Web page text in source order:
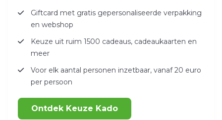
Giftcard met gratis gepersonaliseerde verpakking
en webshop
Keuze uit ruim 1500 cadeaus, cadeaukaarten en
meer
Voor elk aantal personen inzetbaar, vanaf 20 euro
per persoon
Ontdek Keuze Kado